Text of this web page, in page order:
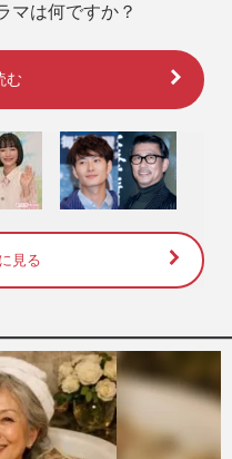
マは何ですか？
む
見る